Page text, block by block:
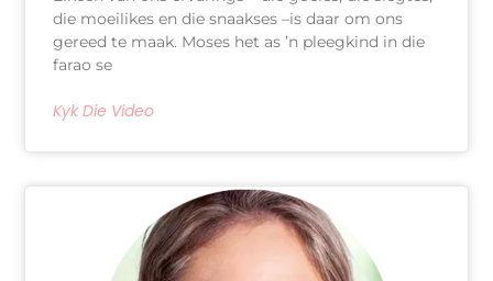
die moeilikes en die snaakses –is daar om ons
gereed te maak. Moses het as ’n pleegkind in die
farao se
Kyk Die Video